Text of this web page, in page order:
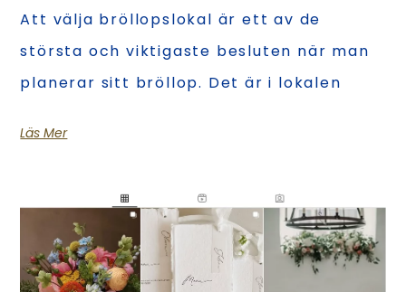
Att välja bröllopslokal är ett av de
största och viktigaste besluten när man
planerar sitt bröllop. Det är i lokalen
Läs Mer